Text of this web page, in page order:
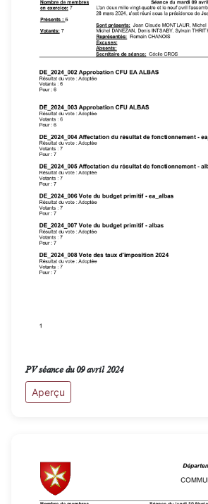
PV séance du 09 avril 2024
Aperçu